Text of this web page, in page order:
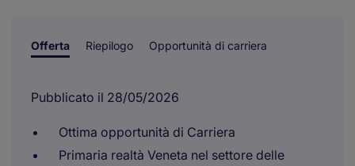
Offerta Riepilogo Opportunità di carriera
Pubblicato il 28/05/2026
Ottima opportunità di Carriera
Primaria realtà Veneta nel settore delle